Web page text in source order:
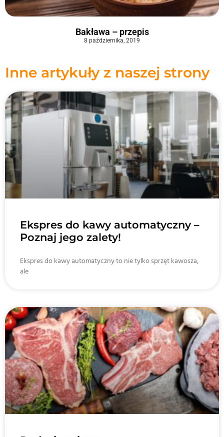
Bakława – przepis
8 października, 2019
Inne artykuły z naszej strony
Ekspres do kawy automatyczny –
Poznaj jego zalety!
Ekspres do kawy automatyczny to nie tylko sprzęt kawosza,
ale